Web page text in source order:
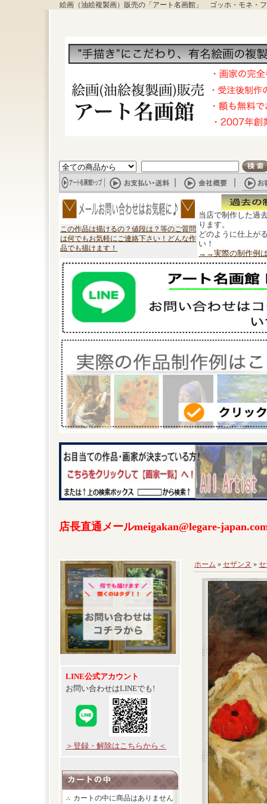
絵画（油絵複製画）販売の「アート名画館」 ゴッホ・モネ・
この作品は描けるの？値段は？等のご質問
は何でもお気軽にご連絡下さい！どんな作
品でも描けます！
当店で制作した過
ります。
どのように仕上が
い！
→→実際の制作例
店長直通メールmeigakan@legare-
LINE公式アカウント
お問い合わせはLINEでも!
＞登録・解除はこちらから＜
カートの中に商品はありません
ホーム » セザンヌ »